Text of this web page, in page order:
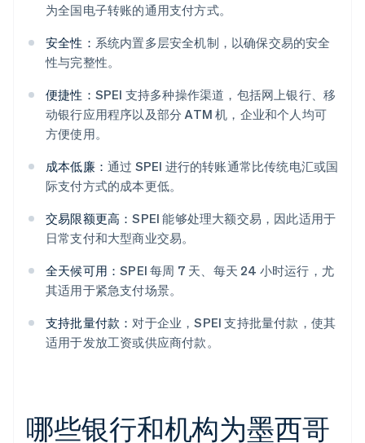
为全国电子转账的通用支付方式。
安全性： 系统内置多层安全机制，以确保交易的安全
性与完整性。
便捷性： SPEI 支持多种操作渠道，包括网上银行、移
动银行应用程序以及部分 ATM 机，企业和个人均可
方便使用。
成本低廉： 通过 SPEI 进行的转账通常比传统电汇或国
际支付方式的成本更低。
交易限额更高：SPEI 能够处理大额交易，因此适用于
日常支付和大型商业交易。
全天候可用：SPEI 每周 7 天、每天 24 小时运行，尤
其适用于紧急支付场景。
支持批量付款： 对于企业，SPEI 支持批量付款，使其
适用于发放工资或供应商付款。
哪些银行和机构为墨西哥